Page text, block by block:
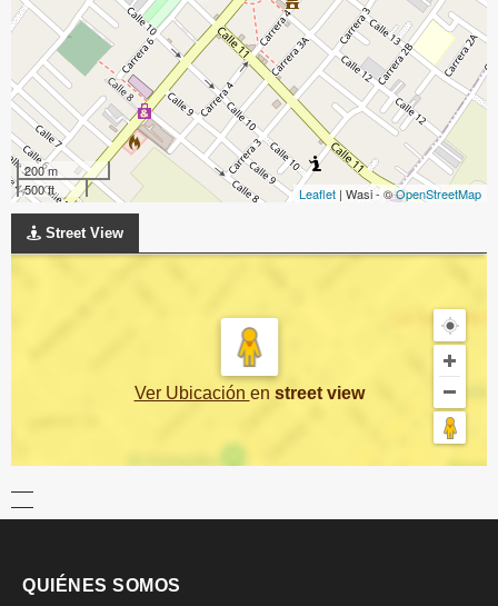
200 m
500 ft
Leaflet | Wasi - ©OpenStreetMap
Street View
Ver Ubicación en street view
QUIÉNES SOMOS